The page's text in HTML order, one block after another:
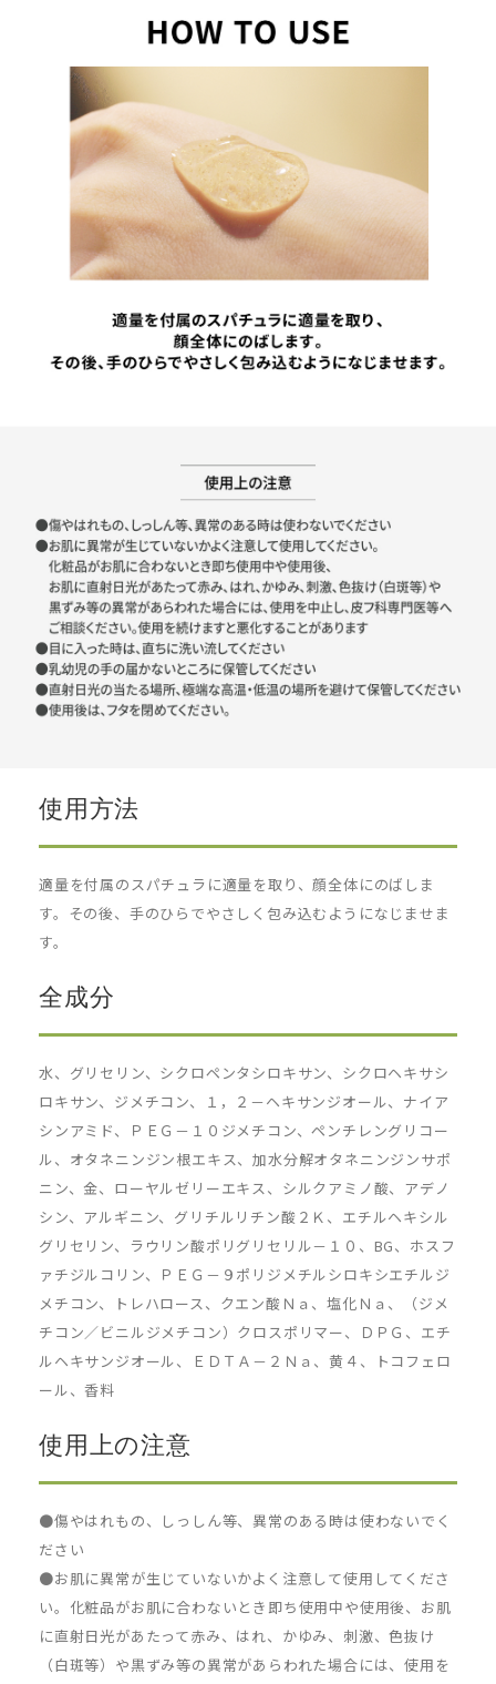
使用方法
適量を付属のスパチュラに適量を取り、顔全体にのばしま
す。その後、手のひらでやさしく包み込むようになじませま
す。
全成分
水、グリセリン、シクロペンタシロキサン、シクロヘキサシ
ロキサン、ジメチコン、１，２－ヘキサンジオール、ナイア
シンアミド、ＰＥＧ－１０ジメチコン、ペンチレングリコー
ル、オタネニンジン根エキス、加水分解オタネニンジンサポ
ニン、金、ローヤルゼリーエキス、シルクアミノ酸、アデノ
シン、アルギニン、グリチルリチン酸２Ｋ、エチルヘキシル
グリセリン、ラウリン酸ポリグリセリル－１０、BG、ホスフ
ァチジルコリン、ＰＥＧ－９ポリジメチルシロキシエチルジ
メチコン、トレハロース、クエン酸Ｎａ、塩化Ｎａ、（ジメ
チコン／ビニルジメチコン）クロスポリマー、ＤＰＧ、エチ
ルヘキサンジオール、ＥＤＴＡ－２Ｎａ、黄４、トコフェロ
ール、香料
使用上の注意
●傷やはれもの、しっしん等、異常のある時は使わないでく
ださい
●お肌に異常が生じていないかよく注意して使用してくださ
い。化粧品がお肌に合わないとき即ち使用中や使用後、お肌
に直射日光があたって赤み、はれ、かゆみ、刺激、色抜け
（白斑等）や黒ずみ等の異常があらわれた場合には、使用を